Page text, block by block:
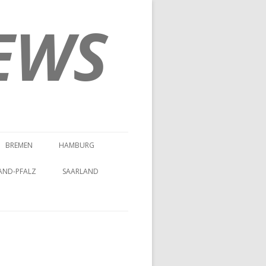
BREMEN HAMBURG
PFALZ SAARLAND